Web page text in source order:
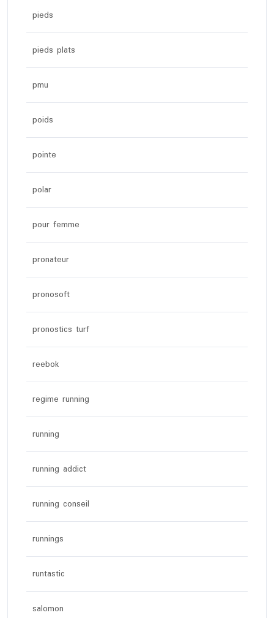
pieds
pieds plats
pmu
poids
pointe
polar
pour femme
pronateur
pronosoft
pronostics turf
reebok
regime running
running
running addict
running conseil
runnings
runtastic
salomon